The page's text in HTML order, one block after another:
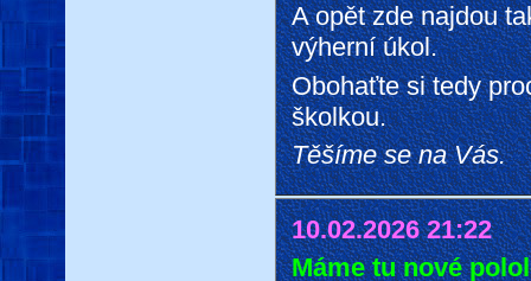
A opět zde najdou
výherní úkol.
Obohaťte si tedy
školkou.
Těšíme se na Vás.
10.02.2026 21:22
Máme tu nové